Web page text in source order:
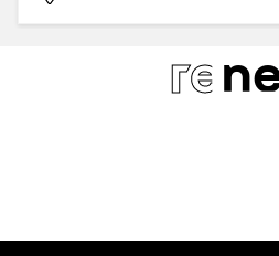
re